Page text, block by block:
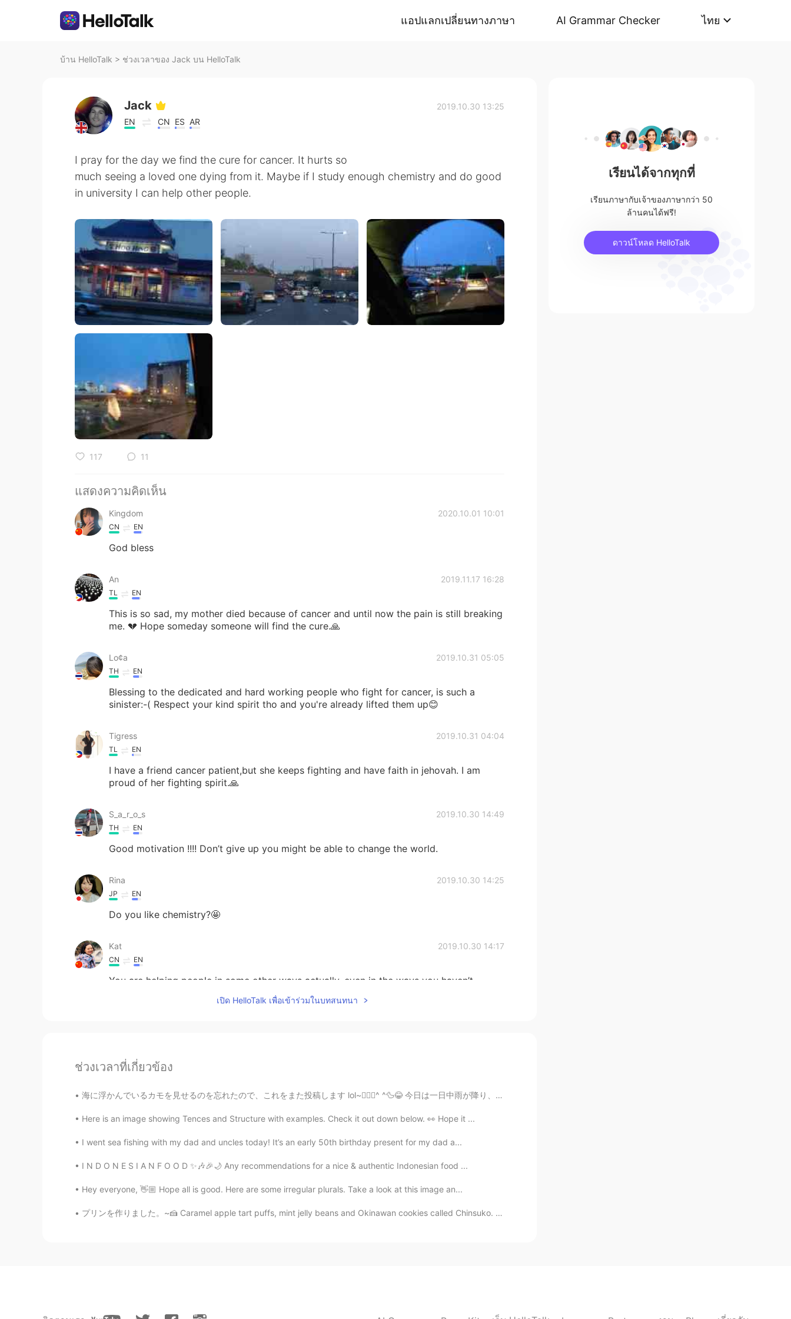
แอปแลกเปลี่ยนทางภาษา AI Grammar Checker ไทย
บ้าน HelloTalk > ช่วงเวลาของ Jack บน HelloTalk
Jack
EN CN ES AR
2019.10.30 13:25
I pray for the day we find the cure for cancer. It hurts so
much seeing a loved one dying from it. Maybe if I study enough chemistry and do good
in university I can help other people.
117 11
แสดงความคิดเห็น
Kingdom 2020.10.01 10:01
CN EN
God bless
An 2019.11.17 16:28
TL EN
This is so sad, my mother died because of cancer and until now the pain is still breaking
me. 💔 Hope someday someone will find the cure.🙏
Lo¢a 2019.10.31 05:05
TH EN
Blessing to the dedicated and hard working people who fight for cancer, is such a
sinister:-( Respect your kind spirit tho and you're already lifted them up😊
Tigress 2019.10.31 04:04
TL EN
I have a friend cancer patient,but she keeps fighting and have faith in jehovah. I am
proud of her fighting spirit.🙏
S_a_r_o_s 2019.10.30 14:49
TH EN
Good motivation !!!! Don’t give up you might be able to change the world.
Rina 2019.10.30 14:25
JP EN
Do you like chemistry?🤩
Kat 2019.10.30 14:17
CN EN
You are helping people in some other ways actually, even in the ways you haven’t
加油，相信你
Echo 2019.10.30 13:36
you can make it!
CN EN
总会有这么这么一天的
เปิด HelloTalk เพื่อเข้าร่วมในบทสนทนา
ช่วงเวลาที่เกี่ยวข้อง
海に浮かんでいるカモを見せるのを忘れたので、これをまた投稿します lol~🧚‍♀️✨^ ^🦆😂 今日は一日中雨が降り、空はとても曇って見えます!!~✨✨🤗😍☔雨の日が大好き~~✨🧚‍♀️☔🌼
Here is an image showing Tences and Structure with examples. Check it out down below. 👀 Hope it ...
I went sea fishing with my dad and uncles today! It’s an early 50th birthday present for my dad a...
I N D O N E S I A N F O O D ✨🎶🎉🌙 Any recommendations for a nice & authentic Indonesian food ...
Hey everyone, 👋🏼 Hope all is good. Here are some irregular plurals. Take a look at this image an...
プリンを作りました。~🍰 Caramel apple tart puffs, mint jelly beans and Okinawan cookies called Chinsuko. Is ...
เรียนได้จากทุกที่
เรียนภาษากับเจ้าของภาษากว่า 50
ล้านคนได้ฟรี!
ดาวน์โหลด HelloTalk